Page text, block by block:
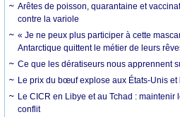
Arêtes de poisson, quarantaine et
contre la variole
« Je ne peux plus participer à cette
Antarctique quittent le métier de leurs
Ce que les dératiseurs nous apprennent
Le prix du bœuf explose aux États-Unis
Le CICR en Libye et au Tchad : maintenir
conflit